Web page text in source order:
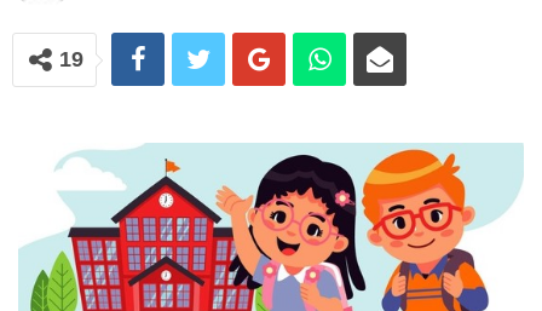
19